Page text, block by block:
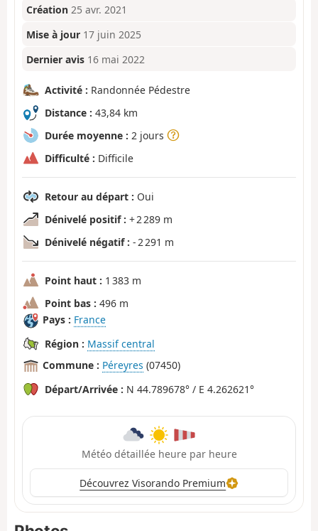
Création 25 avr. 2021
Mise à jour 17 juin 2025
Dernier avis 16 mai 2022
Activité : Randonnée Pédestre
Distance : 43,84 km
Durée moyenne : 2 jours
Difficulté : Difficile
Retour au départ : Oui
Dénivelé positif : + 2 289 m
Dénivelé négatif : - 2 291 m
Point haut : 1 383 m
Point bas : 496 m
Pays : France
Région : Massif central
Commune : Péreyres (07450)
Départ/Arrivée : N 44.789678° / E 4.262621°
Météo détaillée heure par heure
Découvrez Visorando Premium